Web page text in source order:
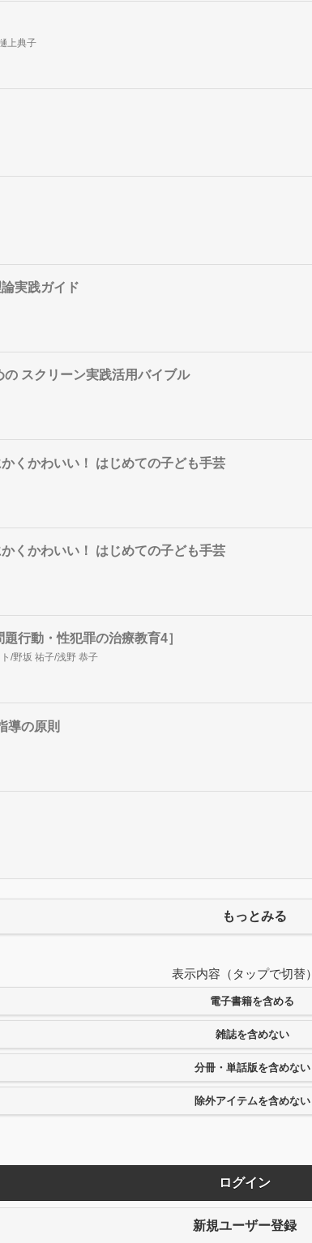
上典子
実践ガイド
スクリーン実践活用バイブル
くかわいい！ はじめての子ども手芸
くかわいい！ はじめての子ども手芸
行動・性犯罪の治療教育4］
/野坂 祐子/浅野 恭子
導の原則
もっとみる
表示内容（タップで切替）
電子書籍を含める
雑誌を含めない
分冊・単話版を含めない
除外アイテムを含めない
ログイン
新規ユーザー登録